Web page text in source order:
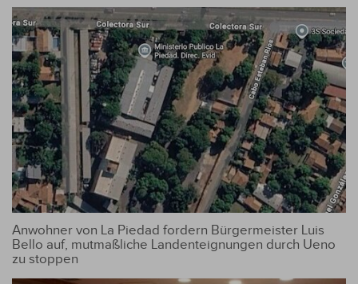
Anwohner von La Piedad fordern Bürgermeister Luis
Bello auf, mutmaßliche Landenteignungen durch Ueno
zu stoppen